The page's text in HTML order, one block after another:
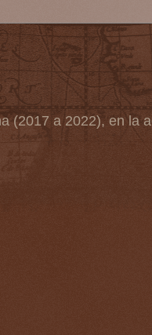
(2017 a 2022), en la